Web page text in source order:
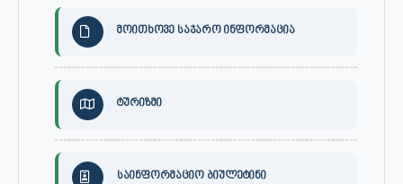
მოითხოვე საჯარო ინფორმაცია
ტურიზმი
საინფორმაციო ბიულეტინი